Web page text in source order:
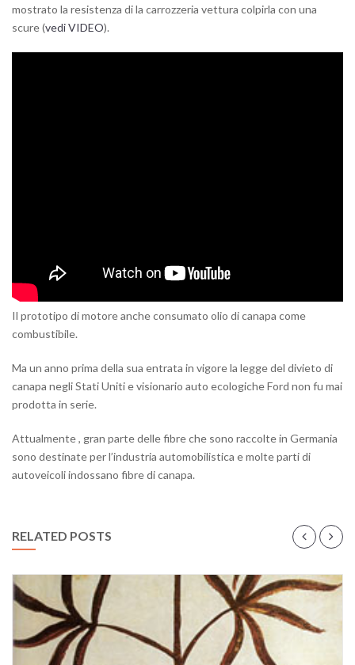
mostrato la resistenza di la carrozzeria vettura colpirla con una
scure (vedi VIDEO).
Il prototipo di motore anche consumato olio di canapa come
combustibile.
Ma un anno prima della sua entrata in vigore la legge del divieto di
canapa negli Stati Uniti e visionario auto ecologiche Ford non fu mai
prodotta in serie.
Attualmente , gran parte delle fibre che sono raccolte in Germania
sono destinate per l’industria automobilistica e molte parti di
autoveicoli indossano fibre di canapa.
RELATED POSTS